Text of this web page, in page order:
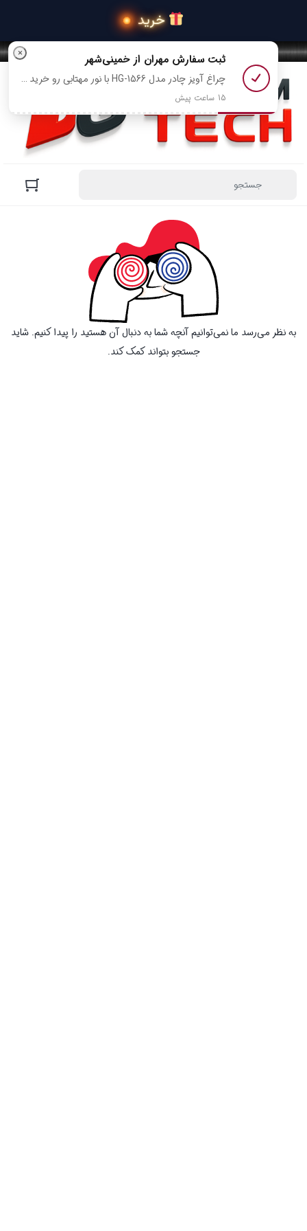
به نظر می‌رسد ما نمی‌توانیم آنچه شما به دنبال آن هستید را پیدا کنیم. شاید
جستجو بتواند کمک کند.
خرید محصولات
× ثبت سفارش مهران از خمینی‌شهر
چراغ آویز چادر مدل HG-1566 با نور مهتابی رو خرید کرد
15 ساعت پیش